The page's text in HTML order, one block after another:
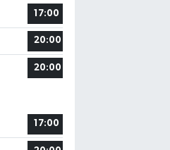
17:00
20:00
20:00
17:00